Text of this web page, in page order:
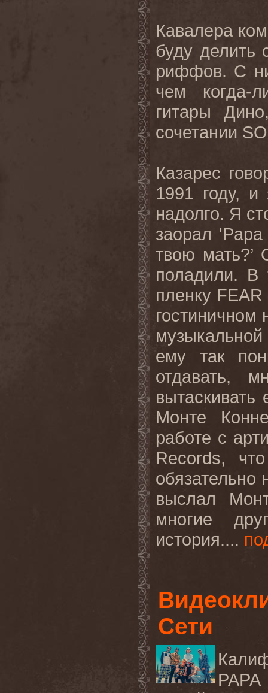
Кавалера
буду
риффов. С
чем
когда-
гитары
сочетании
Казарес
1991 году,
надолго. Я
заорал 'Papa
твою мать?’
поладили. В
пленку FEAR
гостиничном
ему так
отдавать,
Монте
работе с
Records,
обязательно
выслал
многие
история....
Сети
PAPA